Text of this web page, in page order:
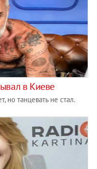
в Киеве
но танцевать не стал.